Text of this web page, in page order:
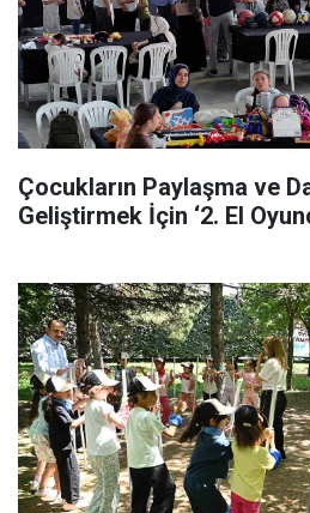
Çocukların Paylaşma ve
Geliştirmek İçin ‘2. El